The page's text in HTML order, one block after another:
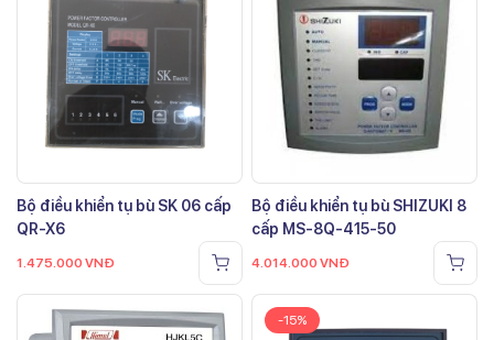
Bộ điều khiển tụ bù SK 06 cấp
QR-X6
1.475.000 VNĐ
Bộ điều khiển tụ bù SHIZUKI 8
cấp MS-8Q-415-50
4.014.000 VNĐ
-15%